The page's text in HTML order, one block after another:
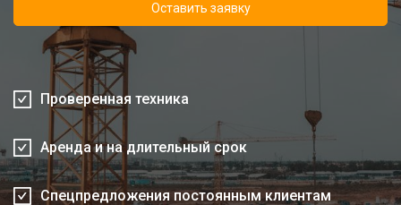
Оставить заявку
Проверенная техника
Аренда и на длительный срок
Спецпредложения постоянным клиентам